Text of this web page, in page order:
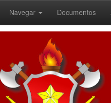
Navegar Documentos